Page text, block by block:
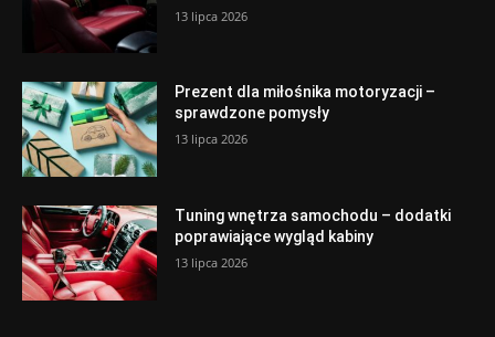
13 lipca 2026
Prezent dla miłośnika motoryzacji –
sprawdzone pomysły
13 lipca 2026
Tuning wnętrza samochodu – dodatki
poprawiające wygląd kabiny
13 lipca 2026